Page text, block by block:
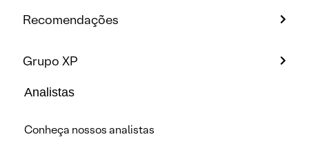
Recomendações
Grupo XP
Analistas
Conheça nossos analistas